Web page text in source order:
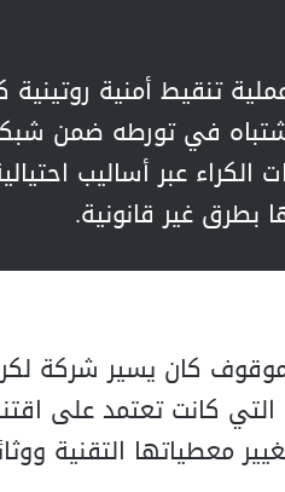
تنقيط أمنية
في تورطه ضمن
عبر أساليب
بطرق غير قانونية.
كان يسير شركة
كانت تعتمد على
معطياتها التقنية